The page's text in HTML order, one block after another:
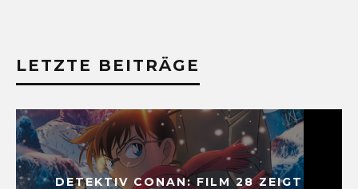
LETZTE BEITRÄGE
DETEKTIV CONAN: FILM 28 ZEIGT